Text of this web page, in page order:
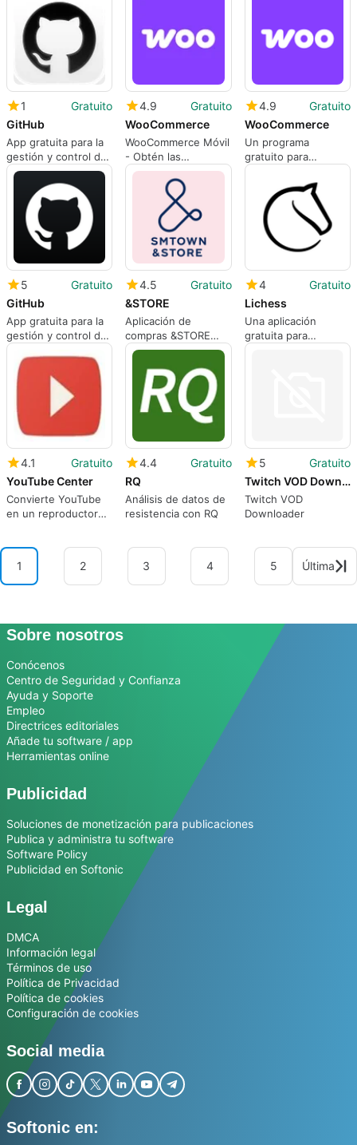
1
Gratuito
GitHub
App gratuita para la
gestión y control de
proyectos
4.9
Gratuito
WooCommerce
WooCommerce Móvil
- Obtén las
herramientas que
necesitas para
administrar tu tienda
en línea.
4.9
Gratuito
WooCommerce
Un programa
gratuito para
Android, de
Automattic Inc.
5
Gratuito
GitHub
App gratuita para la
gestión y control de
proyectos
4.5
Gratuito
&STORE
Aplicación de
compras &STORE
para Android
4
Gratuito
Lichess
Una aplicación
gratuita para
Android, de
4.1
Gratuito
YouTube Center
Convierte YouTube
en un reproductor
4.4
Gratuito
RQ
Análisis de datos de
resistencia con RQ
5
Gratuito
Twitch VOD Downloader
Twitch VOD
Downloader
1 2 3 4 5 Última
Sobre nosotros
Conócenos
Centro de Seguridad y Confianza
Ayuda y Soporte
Empleo
Directrices editoriales
Añade tu software / app
Herramientas online
Publicidad
Soluciones de monetización para publicaciones
Publica y administra tu software
Software Policy
Publicidad en Softonic
Legal
DMCA
Información legal
Términos de uso
Política de Privacidad
Política de cookies
Configuración de cookies
Social media
Softonic en: